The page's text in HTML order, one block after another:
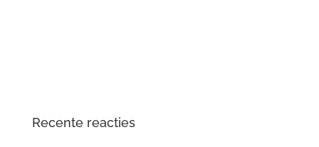
Recente reacties